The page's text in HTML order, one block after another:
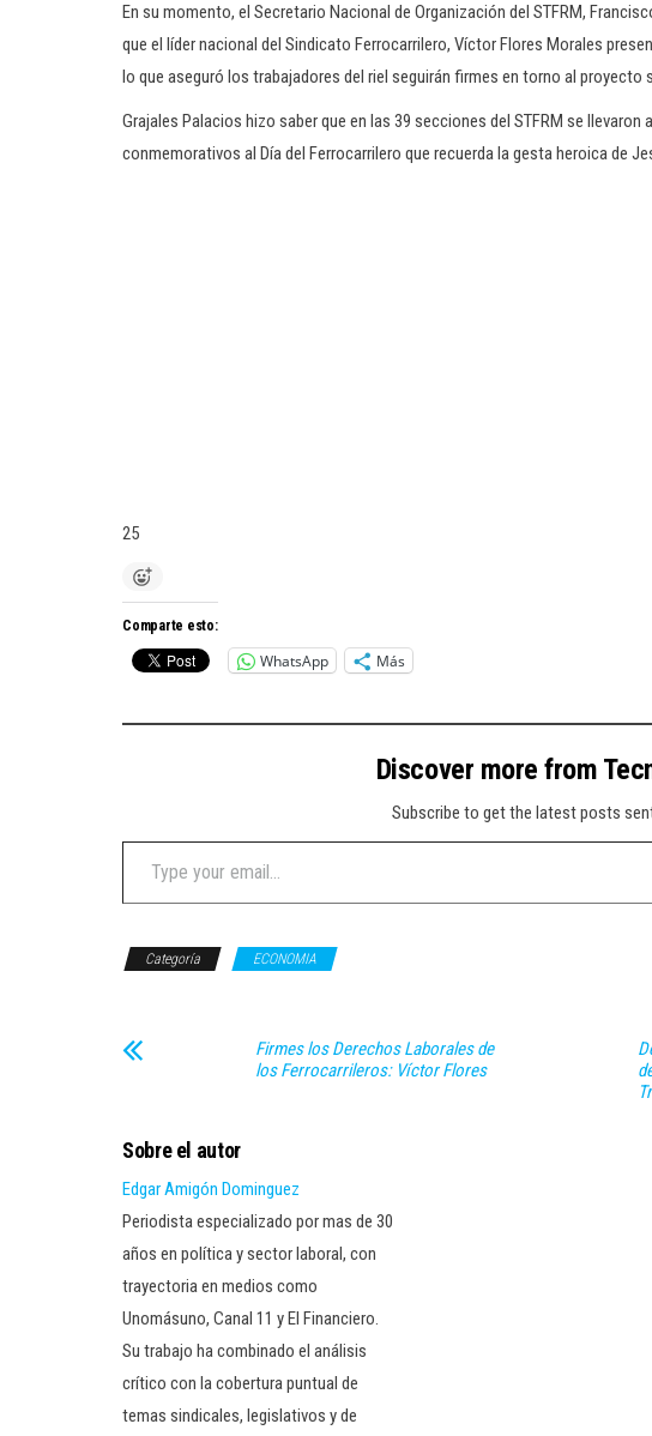
En su momento, el Secretario Nacional de Organización del STFRM,
que el líder nacional del Sindicato Ferrocarrilero, Víctor Flores Morales
lo que aseguró los trabajadores del riel seguirán firmes en torno al proyecto
Grajales Palacios hizo saber que en las 39 secciones del STFRM se
conmemorativos al Día del Ferrocarrilero que recuerda la gesta heroica de
25
Comparte esto:
WhatsApp Más
Discover more from
Subscribe to get the latest posts
Type your email…
Categoría ECONOMIA
Firmes los Derechos Laborales de
los Ferrocarrileros: Víctor Flores
Sobre el autor
Edgar Amigón Dominguez
Periodista especializado por mas de 30
años en política y sector laboral, con
trayectoria en medios como
Unomásuno, Canal 11 y El Financiero.
Su trabajo ha combinado el análisis
crítico con la cobertura puntual de
temas sindicales, legislativos y de